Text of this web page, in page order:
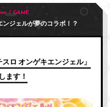
/ GAME
ジェルが夢のコラボ！？
ロ オンゲキエンジェル」
ます！